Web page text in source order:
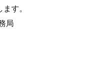
す。
局